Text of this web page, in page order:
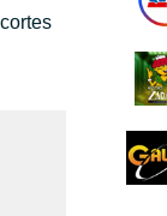
46 minutos